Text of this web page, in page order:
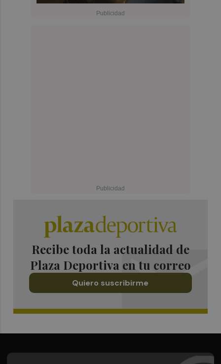
Recibe toda la actualidad de
Plaza Deportiva en tu correo
Quiero suscribirme